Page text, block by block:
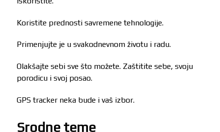
Koristite prednosti savremene tehnologije.
Primenjujte je u svakodnevnom životu i radu.
Olakšajte sebi sve što možete. Zaštitite sebe, svoju
porodicu i svoj posao.
GPS tracker neka bude i vaš izbor.
Srodne teme